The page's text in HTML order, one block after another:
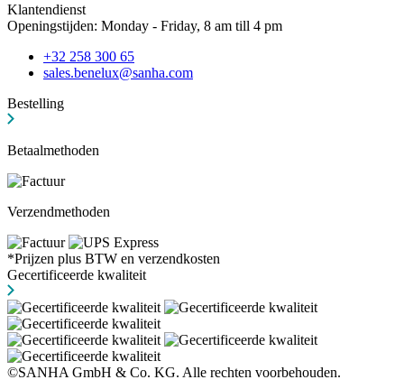
Klantendienst
Openingstijden: Monday - Friday, 8 am till 4 pm
+32 258 300 65
sales.benelux@sanha.com
Bestelling
Betaalmethoden
Verzendmethoden
*Prijzen plus BTW en verzendkosten
Gecertificeerde kwaliteit
©SANHA GmbH & Co. KG. Alle rechten voorbehouden.